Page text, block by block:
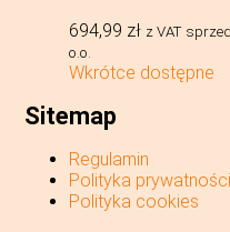
694,99 zł z VAT
o.o.
Wkrótce dostępne
Sitemap
Regulamin
Polityka prywatności
Polityka cookies